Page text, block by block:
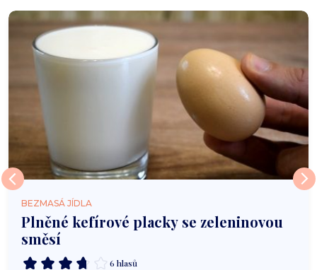
BEZMASÁ JÍDLA
Plněné kefírové placky se zeleninovou
směsí
6 hlasů